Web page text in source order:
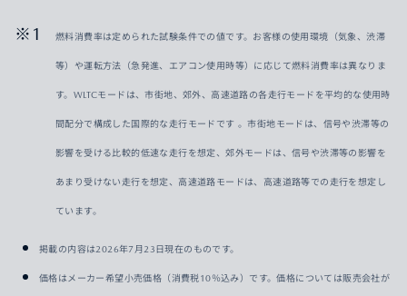
燃料消費率は定められた試験条件での値です。お客様の使用環境（気象、渋滞
等）や運転方法（急発進、エアコン使用時等）に応じて燃料消費率は異なりま
す。WLTCモードは、市街地、郊外、高速道路の各走行モードを平均的な使用時
間配分で構成した国際的な走行モードです 。市街地モードは、信号や渋滞等の
影響を受ける比較的低速な走行を想定、郊外モードは、信号や渋滞等の影響を
あまり受けない走行を想定、高速道路モードは、高速道路等での走行を想定し
ています。
掲載の内容は2026年7月23日現在のものです。
価格はメーカー希望小売価格（消費税10％込み）です。価格については販売会社が